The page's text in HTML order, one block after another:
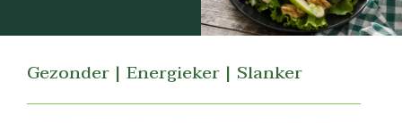
Gezonder | Energieker | Slanker